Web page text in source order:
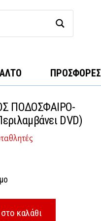
ΠΡΟΣΦΟΡΕΣ
ΠΟΔΟΣΦΑΙΡΟ-
DVD)
καλάθι